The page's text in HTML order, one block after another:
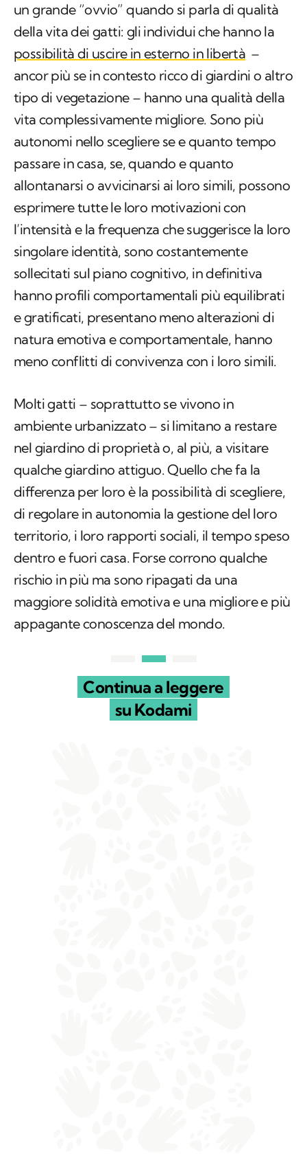
un grande “ovvio” quando si parla di qualità
della vita dei gatti: gli individui che hanno la
possibilità di uscire in esterno in libertà –
ancor più se in contesto ricco di giardini o altro
tipo di vegetazione – hanno una qualità della
vita complessivamente migliore. Sono più
autonomi nello scegliere se e quanto tempo
passare in casa, se, quando e quanto
allontanarsi o avvicinarsi ai loro simili, possono
esprimere tutte le loro motivazioni con
l’intensità e la frequenza che suggerisce la loro
singolare identità, sono costantemente
sollecitati sul piano cognitivo, in definitiva
hanno profili comportamentali più equilibrati
e gratificati, presentano meno alterazioni di
natura emotiva e comportamentale, hanno
meno conflitti di convivenza con i loro simili.
Molti gatti – soprattutto se vivono in
ambiente urbanizzato – si limitano a restare
nel giardino di proprietà o, al più, a visitare
qualche giardino attiguo. Quello che fa la
differenza per loro è la possibilità di scegliere,
di regolare in autonomia la gestione del loro
territorio, i loro rapporti sociali, il tempo speso
dentro e fuori casa. Forse corrono qualche
rischio in più ma sono ripagati da una
maggiore solidità emotiva e una migliore e più
appagante conoscenza del mondo.
Continua a leggere
su Kodami